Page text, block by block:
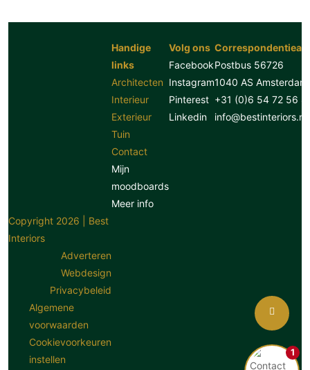
1
Handige
links
Architecten
Interieur
Exterieur
Tuin
Contact
Mijn
moodboards
Meer info
Volg ons
Facebook
Instagram
Pinterest
Linkedin
Postbus 56726
1040 AS Amsterdam
+31 (0)6 54 72 56
info@bestinteriors.nl
Copyright 2026 | Best
Interiors
Adverteren
Webdesign
Privacybeleid
Algemene
voorwaarden
Cookievoorkeuren
instellen